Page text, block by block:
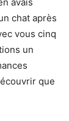
chat après
vous cinq
un
que